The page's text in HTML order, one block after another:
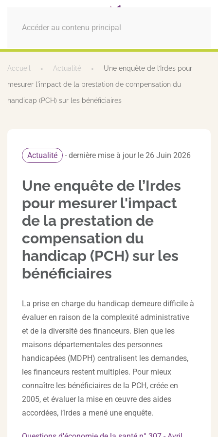
Accéder au contenu principal
MENU
Accueil Actualité Une enquête de l’Irdes pour
mesurer l'impact de la prestation de compensation du
handicap (PCH) sur les bénéficiaires
Actualité - dernière mise à jour le 26 Juin 2026
Une enquête de l’Irdes
pour mesurer l'impact
de la prestation de
compensation du
handicap (PCH) sur les
bénéficiaires
La prise en charge du handicap demeure difficile à
évaluer en raison de la complexité administrative
et de la diversité des financeurs. Bien que les
maisons départementales des personnes
handicapées (MDPH) centralisent les demandes,
les financeurs restent multiples. Pour mieux
connaître les bénéficiaires de la PCH, créée en
2005, et évaluer la mise en œuvre des aides
accordées, l’Irdes a mené une enquête.